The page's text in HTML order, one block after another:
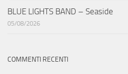
BLUE LIGHTS BAND – Seaside
05/08/2026
COMMENTI RECENTI